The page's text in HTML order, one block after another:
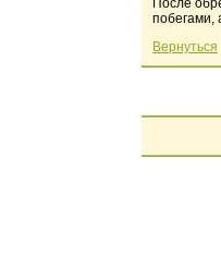
После
побегами,
Вернуться